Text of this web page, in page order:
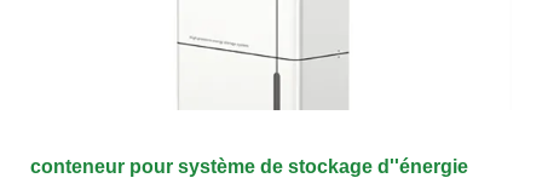
conteneur pour système de stockage d''énergie